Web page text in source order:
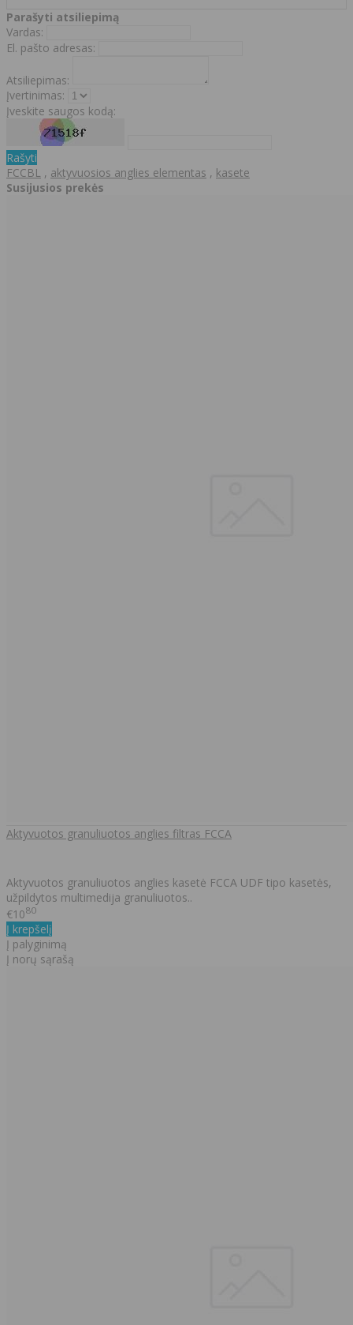
Parašyti atsiliepimą
Vardas:
El. pašto adresas:
Atsiliepimas:
Įvertinimas:
Įveskite saugos kodą:
Rašyti
FCCBL , aktyvuosios anglies elementas , kasete
Susijusios prekės
Aktyvuotos granuliuotos anglies filtras FCCA
Aktyvuotos granuliuotos anglies kasetė FCCA UDF tipo kasetės,
užpildytos multimedija granuliuotos..
€1080
Į krepšelį
Į palyginimą
Į norų sąrašą